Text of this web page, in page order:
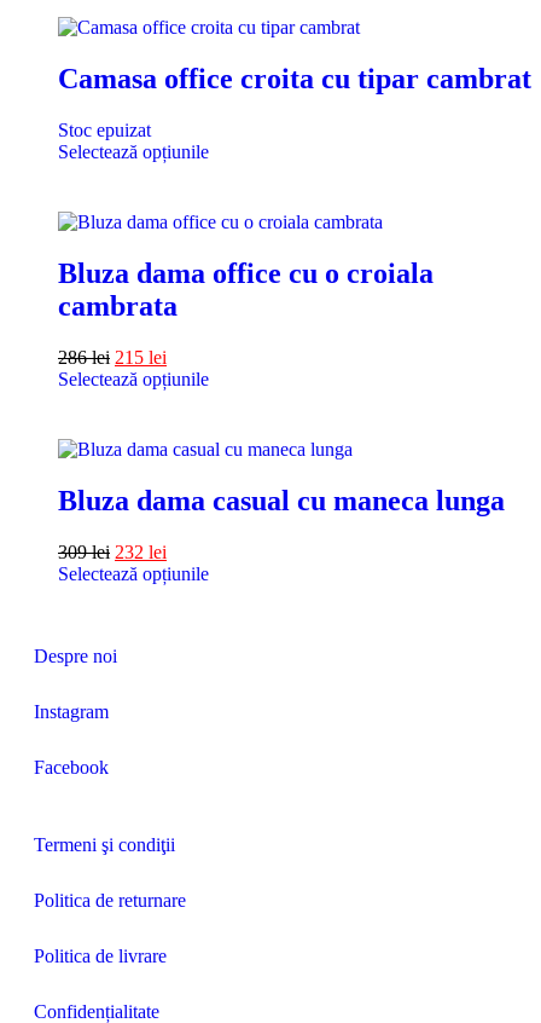
Camasa office croita cu tipar cambrat
Stoc epuizat
Selectează opțiunile
Bluza dama office cu o croiala
cambrata
286lei 215 lei
Selectează opțiunile
Bluza dama casual cu maneca lunga
309lei 232 lei
Selectează opțiunile
Despre noi
Instagram
Facebook
Termeni şi condiţii
Politica de returnare
Politica de livrare
Confidențialitate